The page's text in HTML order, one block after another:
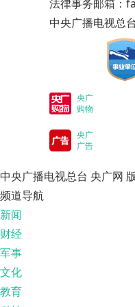
法律事务邮箱：
中央广播电视总
央广
购物
央广
广告
中央广播电视总台 央广网
频道导航
新闻
财经
军事
文化
教育